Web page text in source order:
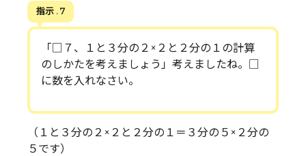
指示 . 7
「□７、１と３分の２×２と２分の１の計算
のしかたを考えましょう」考えましたね。□
に数を入れなさい。
（１と３分の２×２と２分の１＝３分の５×２分の
５です）